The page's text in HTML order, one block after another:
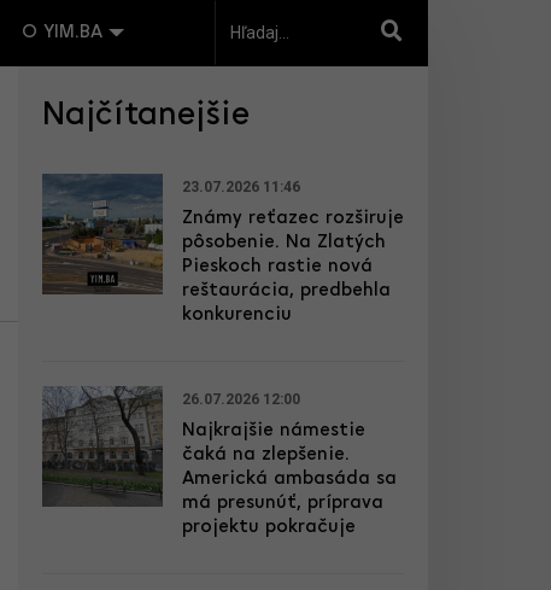
O YIM.BA
Najčítanejšie
23.07.2026 11:46
Známy reťazec rozširuje
pôsobenie. Na Zlatých
Pieskoch rastie nová
reštaurácia, predbehla
konkurenciu
26.07.2026 12:00
Najkrajšie námestie
čaká na zlepšenie.
Americká ambasáda sa
má presunúť, príprava
projektu pokračuje